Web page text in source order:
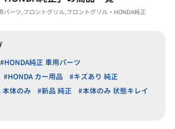
ーツ,フロントグリル,フロントグリル・HONDA純正
#HONDA純正 車用パーツ
#HONDA カー用品
#キズあり 純正
本体のみ #新品 純正
#本体のみ 状態キレイ